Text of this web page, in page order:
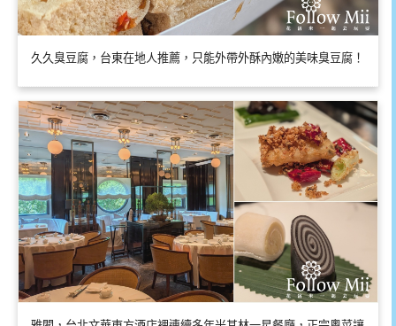
久久臭豆腐，台東在地人推薦，只能外帶外酥內嫩的美味臭豆腐！